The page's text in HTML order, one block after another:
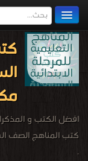
مكتبة الكتب
المكتبات
يُقرأ حالياً
اضف كتاب
افضل الكتب و
كتب المناهج الصف
.